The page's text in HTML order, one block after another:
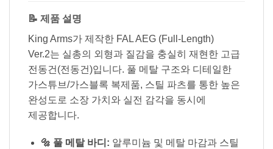
📝 제품 설명
King Arms가 제작한 FAL AEG (Full-Length)
Ver.2는 실총의 외형과 질감을 충실히 재현한 고급
전동건(전동건)입니다. 풀 메탈 구조와 디테일한
가스튜브/가스블록 복제품, 스틸 파츠를 통한 높은
완성도로 소장 가치와 실전 감각을 동시에
제공합니다.
🔩 풀 메탈 바디: 알루미늄 및 메탈 마감과 스틸